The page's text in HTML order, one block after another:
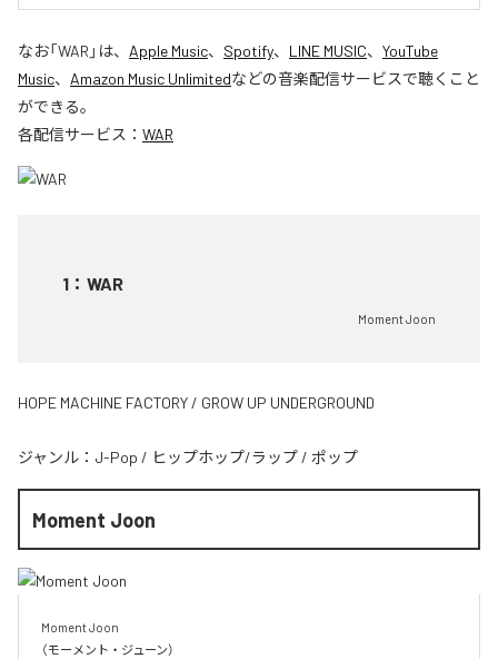
なお「WAR 」は、 Apple Music、 Spotify、 LINE MUSIC、 YouTube
Music、 Amazon Music Unlimitedなどの音楽配信サービスで聴くこと
ができる。
各配信サービス： WAR
1 ： WAR
Moment Joon
HOPE MACHINE FACTORY / GROW UP UNDERGROUND
ジャンル： J-Pop / ヒップホップ/ラップ / ポップ
Moment Joon
Moment Joon
（モーメント・ジューン）